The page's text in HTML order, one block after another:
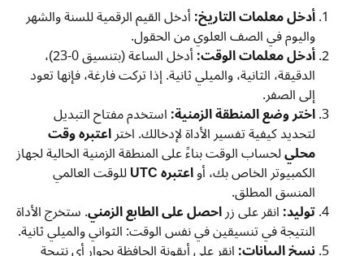
أدخل معلمات التاريخ:أدخل القيم الرقمية للسنة والشهر
واليوم في الصف العلوي من الحقول.
أدخل معلمات الوقت: أدخل الساعة (بتنسيق 0-23)،
الدقيقة، الثانية، والميلي ثانية. إذا تركت فارغة، فإنها تعود
إلى الصفر.
اختر وضع المنطقة الزمنية:استخدم مفتاح التبديل
لتحديد كيفية تفسير الأداة لإدخالك. اختراعتبره وقت
محليلحساب الوقت بناءً على المنطقة الزمنية الحالية لجهاز
الكمبيوتر الخاص بك، أواعتبره UTC للوقت العالمي
المنسق المطلق.
توليد:انقر على زراحصل على الطابع الزمني. ستخرج الأداة
النتيجة في تنسيقين في نفس الوقت: الثواني والميلي ثانية.